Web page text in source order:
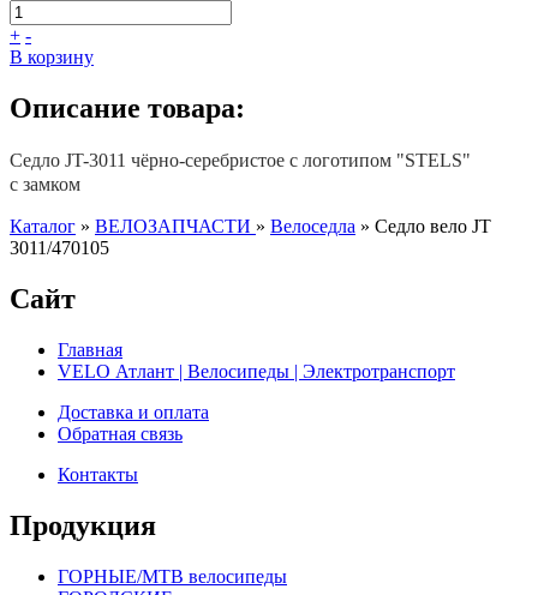
+ -
В корзину
Описание товара:
Седло JT-3011 чёрно-серебристое с логотипом "STELS"
с замком
Каталог » ВЕЛОЗАПЧАСТИ » Велоседла » Седло вело JT
3011/470105
Сайт
Главная
VELO Атлант | Велосипеды | Электротранспорт
Доставка и оплата
Обратная связь
Контакты
Продукция
ГОРНЫЕ/MTB велосипеды